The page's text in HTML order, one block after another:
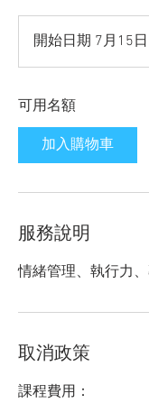
開始日期 7月15日
可用名額
加入購物車
服務說明
情緒管理、執行力
取消政策
課程費用：